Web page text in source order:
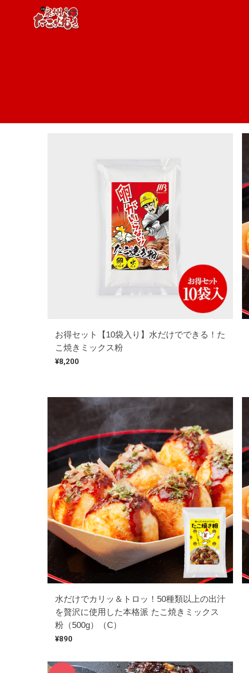
お得セット【10袋入り】水だけでできる！た
こ焼きミックス粉
¥8,200
水だけでカリッ＆トロッ！50種類以上の出汁
を贅沢に使用した本格派 たこ焼きミックス
粉（500g）（C）
¥890